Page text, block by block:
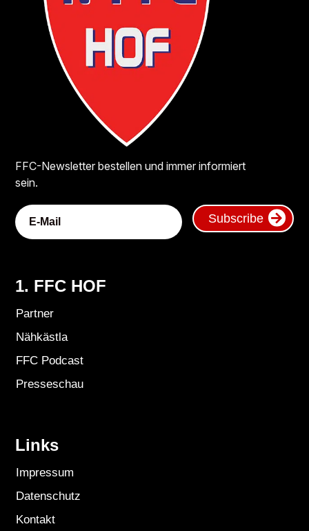
FFC-Newsletter bestellen und immer informiert
sein.
Subscribe
1. FFC HOF
Partner
Nähkästla
FFC Podcast
Presseschau
Links
Impressum
Datenschutz
Kontakt